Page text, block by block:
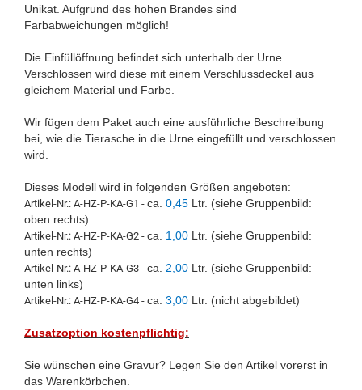
Unikat. Aufgrund des hohen Brandes sind
Farbabweichungen möglich!
Die Einfüllöffnung befindet sich unterhalb der Urne.
Verschlossen wird diese mit einem Verschlussdeckel aus
gleichem Material und Farbe.
Wir fügen dem Paket auch eine ausführliche Beschreibung
bei, wie die Tierasche in die Urne eingefüllt und verschlossen
wird.
Dieses Modell wird in folgenden Größen angeboten:
Artikel-Nr.: A-HZ-P-KA-G1 - ca. 0,45 Ltr. (siehe Gruppenbild:
oben rechts)
Artikel-Nr.: A-HZ-P-KA-G2 - ca. 1,00 Ltr. (siehe Gruppenbild:
unten rechts)
Artikel-Nr.: A-HZ-P-KA-G3 - ca. 2,00 Ltr. (siehe Gruppenbild:
unten links)
Artikel-Nr.: A-HZ-P-KA-G4 - ca. 3,00 Ltr. (nicht abgebildet)
Zusatzoption kostenpflichtig:
Sie wünschen eine Gravur? Legen Sie den Artikel vorerst in
das Warenkörbchen.